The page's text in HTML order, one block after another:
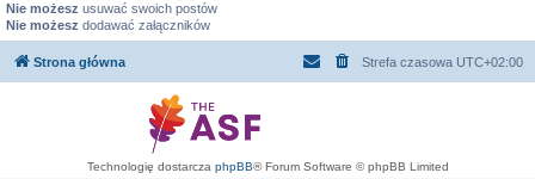
Nie możesz usuwać swoich postów
Nie możesz dodawać załączników
Strona główna Strefa czasowa UTC+02:00
Technologię dostarcza phpBB® Forum Software © phpBB Limited